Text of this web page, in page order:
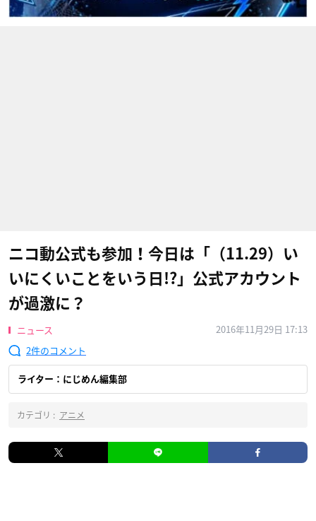
ニコ動公式も参加！今日は「（11.29）い
いにくいことをいう日​!?」公式アカウント
が過激に？
ニュース
2016年11月29日 17:13
2
ライター：にじめん編集部
カテゴリ : アニメ